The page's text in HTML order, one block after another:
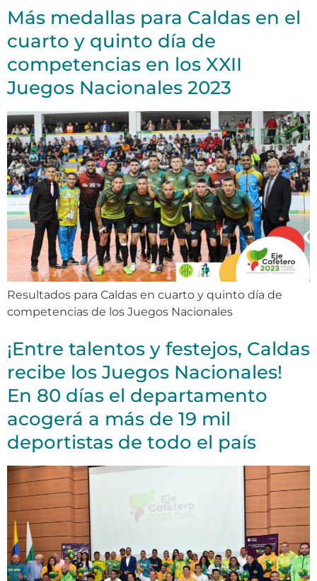
Más medallas para Caldas en el
cuarto y quinto día de
competencias en los XXII
Juegos Nacionales 2023
Resultados para Caldas en cuarto y quinto día de
competencias de los Juegos Nacionales
¡Entre talentos y festejos, Caldas
recibe los Juegos Nacionales!
En 80 días el departamento
acogerá a más de 19 mil
deportistas de todo el país